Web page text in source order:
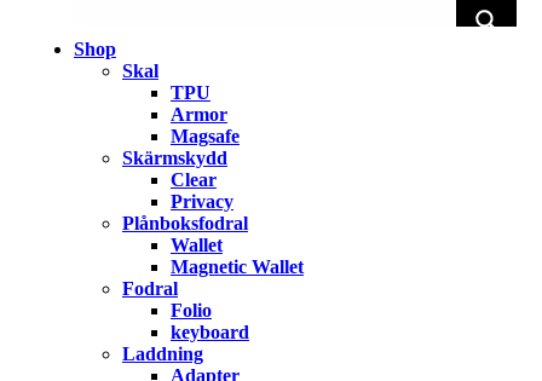
Shop
Skal
TPU
Armor
Magsafe
Skärmskydd
Clear
Privacy
Plånboksfodral
Wallet
Magnetic Wallet
Fodral
Folio
keyboard
Laddning
Adapter